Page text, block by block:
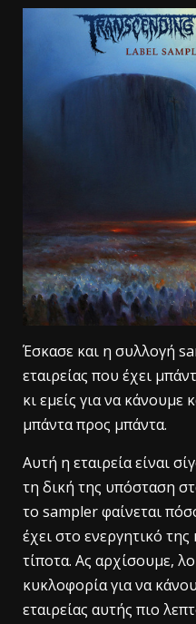
Έσκασε και η συλλογή
εταιρείας που έχει
κι εμείς για να κάνουμε
μπάντα προς μπάντα.
Αυτή η εταιρεία είναι
τη δική της υπόσταση
το sampler φαίνεται
έχει στο ενεργητικό
τίποτα. Ας αρχίσουμε,
κυκλοφορία για να
εταιρείας αυτής πιο